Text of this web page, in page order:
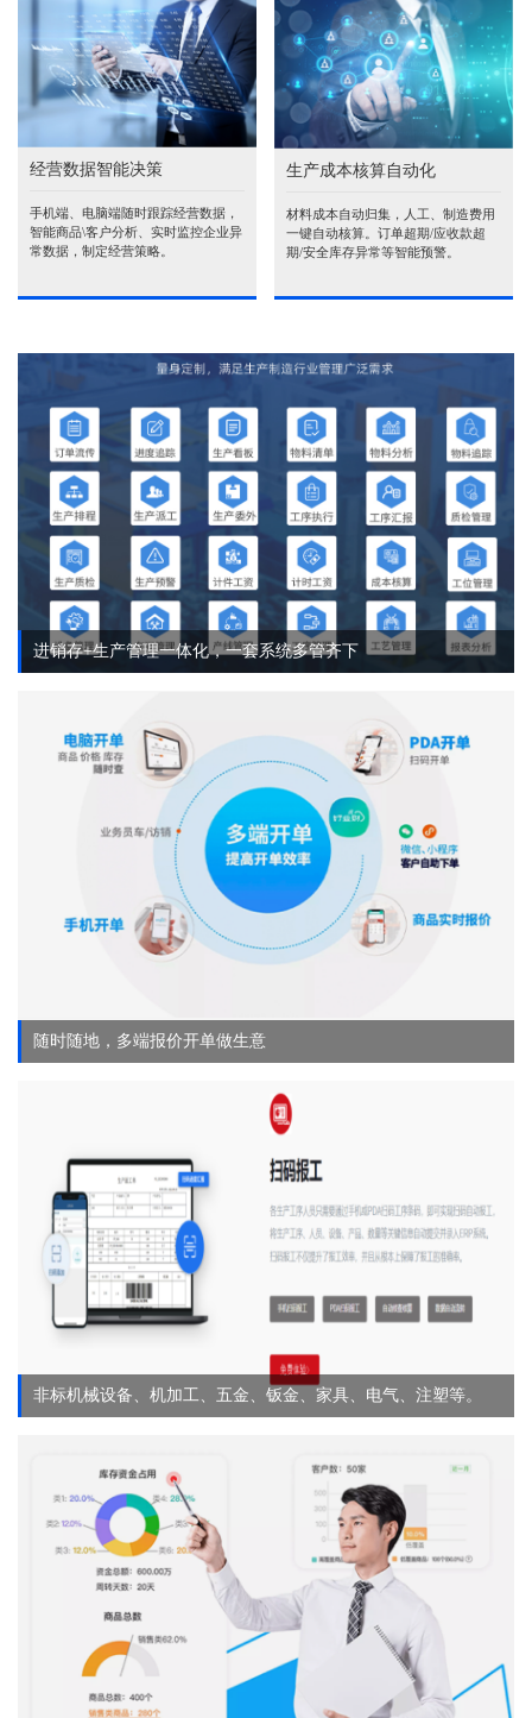
经营数据智能决策
手机端、电脑端随时跟踪经营数据，
智能商品\客户分析、实时监控企业异
常数据，制定经营策略。
生产成本核算自动化
材料成本自动归集，人工、制造费用
一键自动核算。订单超期/应收款超
期/安全库存异常等智能预警。
进销存+生产管理一体化，一套系统多管齐下
随时随地，多端报价开单做生意
非标机械设备、机加工、五金、钣金、家具、电气、注塑等。